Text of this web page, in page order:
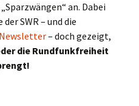
an. Dabei
SWR – und die
– doch gezeigt,
die Rundfunkfreiheit